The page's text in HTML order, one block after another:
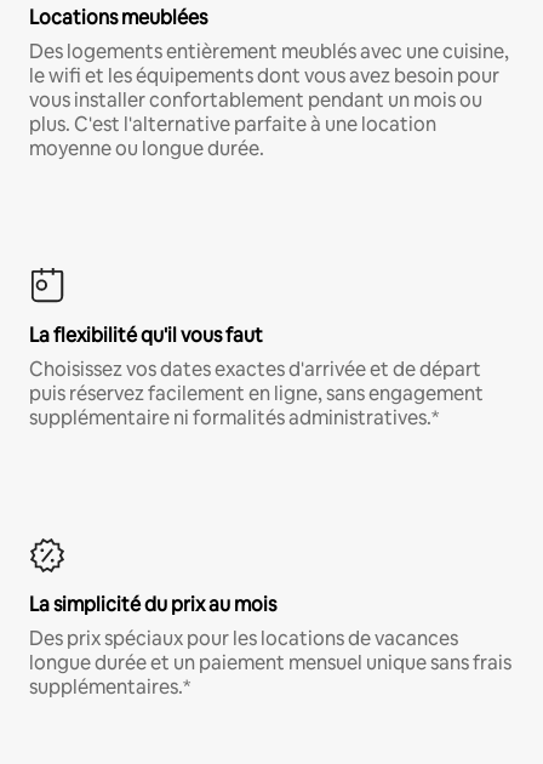
Locations meublées
Des logements entièrement meublés avec une cuisine,
le wifi et les équipements dont vous avez besoin pour
vous installer confortablement pendant un mois ou
plus. C'est l'alternative parfaite à une location
moyenne ou longue durée.
La flexibilité qu'il vous faut
Choisissez vos dates exactes d'arrivée et de départ
puis réservez facilement en ligne, sans engagement
supplémentaire ni formalités administratives.*
La simplicité du prix au mois
Des prix spéciaux pour les locations de vacances
longue durée et un paiement mensuel unique sans frais
supplémentaires.*